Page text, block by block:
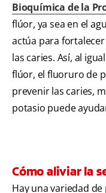
Bioquímica de la
flúor, ya sea en el
actúa para
las caries. Así, al
flúor, el fluoruro de
prevenir las caries,
potasio puede
Cómo aliviar la
Hay una variedad